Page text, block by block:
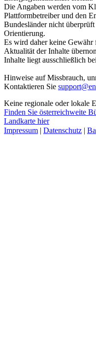
Die Angaben werden vom
Plattformbetreiber und den
Bundesländer nicht
Orientierung.
Es wird daher keine
Aktualität der Inhalte
Inhalte liegt ausschließlich
Hinweise auf Missbrauch,
Kontaktieren Sie
Keine regionale oder lokale
Finden Sie österreichweite
Landkarte hier
Impressum | Datenschutz |